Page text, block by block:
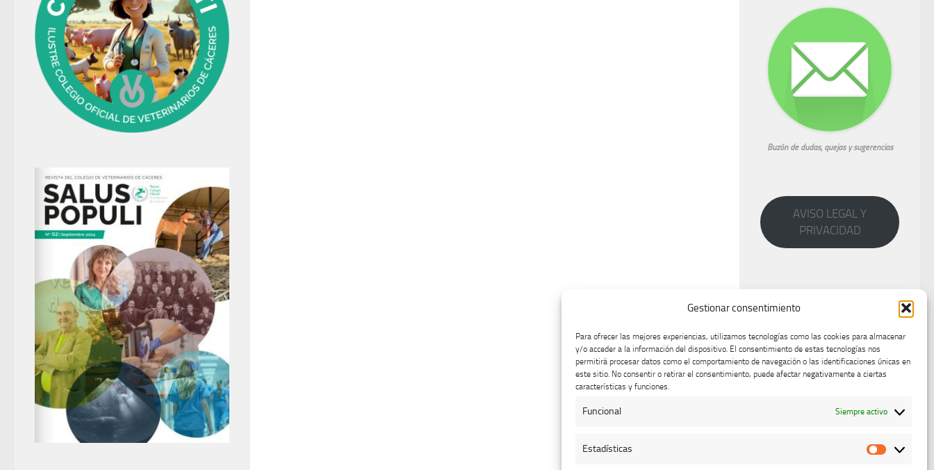
Gestionar consentimiento
Para ofrecer las mejores experiencias, utilizamos tecnologías como las cookies para almacenar
y/o acceder a la información del dispositivo. El consentimiento de estas tecnologías nos
permitirá procesar datos como el comportamiento de navegación o las identificaciones únicas en
este sitio. No consentir o retirar el consentimiento, puede afectar negativamente a ciertas
características y funciones.
Funcional Siempre activo
Estadísticas
Buzón de dudas, quejas y sugerencias
AVISO LEGAL Y
PRIVACIDAD